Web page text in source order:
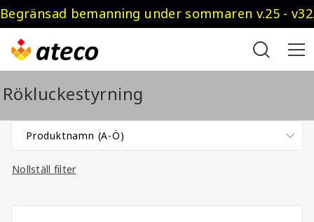
Begränsad bemanning under sommaren v.25 -
Rökluckestyrning
Nollställ filter